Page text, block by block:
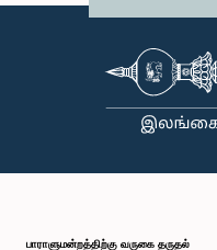
பாராளுமன்றத்திற்கு வருகை தருதல்